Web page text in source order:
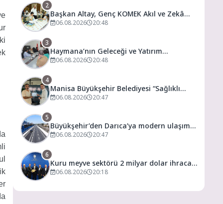
2
Başkan Altay, Genç KOMEK Akıl ve Zekâ
Oyunları’nın Final Turunda Öğrencilerin
06.08.2026 20:48
3
Haymana’nın Geleceği ve Yatırım
Potansiyeli Masaya Yatırıldı
06.08.2026 20:48
4
Manisa Büyükşehir Belediyesi “Sağlıklı
İşyeri” Sertifikasını Aldı
06.08.2026 20:47
5
Büyükşehir’den Darıca’ya modern ulaşım
yatırımı
06.08.2026 20:47
6
Kuru meyve sektörü 2 milyar dolar ihracat
hedefi için Ankara’dan destek istedi
06.08.2026 20:18